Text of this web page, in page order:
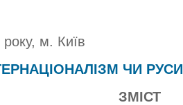
року, м. Київ
ЧИ
ЗМІСТ